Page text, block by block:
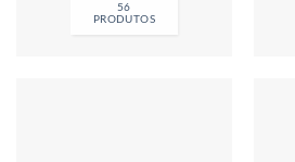
56
PRODUTOS